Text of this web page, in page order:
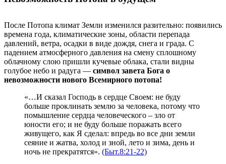
После Потопа климат Земли изменился разительно: появились
времена года, климатические зоны, области перепада
давлений, ветра, осадки в виде дождя, снега и града. С
падением атмосферного давления на смену сплошному
облачному слою пришли кучевые облака, стали видны
голубое небо и радуга — символ завета Бога о
невозможности нового Всемирного потопа!
«…И сказал Господь в сердце Своем: не буду
больше проклинать землю за человека, потому что
помышление сердца человеческого – зло от
юности его; и не буду больше поражать всего
живущего, как Я сделал: впредь во все дни земли
сеяние и жатва, холод и зной, лето и зима, день и
ночь не прекратятся». (Быт.8:21-22)